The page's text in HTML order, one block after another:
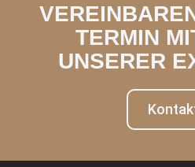
TERMIN
UNSERER